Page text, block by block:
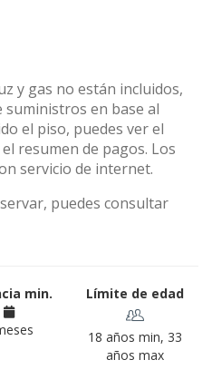
y gas no están incluidos,
suministros en base al
el piso, puedes ver el
resumen de pagos. Los
servicio de internet.
puedes consultar
min. Límite de edad
18 años min, 33
años max